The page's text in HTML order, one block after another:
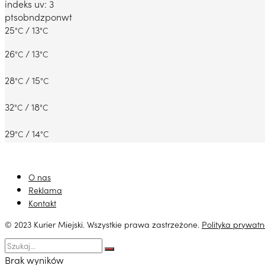
indeks uv: 3
ptsobndzponwt
25°C / 13°C
26°C / 13°C
28°C / 15°C
32°C / 18°C
29°C / 14°C
O nas
Reklama
Kontakt
© 2023 Kurier Miejski. Wszystkie prawa zastrzeżone. Polityka
Brak wyników